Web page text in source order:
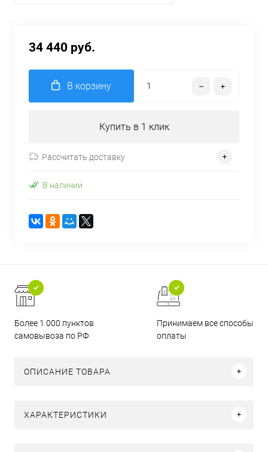
34 440 руб.
В корзину
Купить в 1 клик
Рассчитать доставку
В наличии
Более 1 000 пунктов
самовывоза по РФ
Принимаем все способы
оплаты
ОПИСАНИЕ ТОВАРА
ХАРАКТЕРИСТИКИ